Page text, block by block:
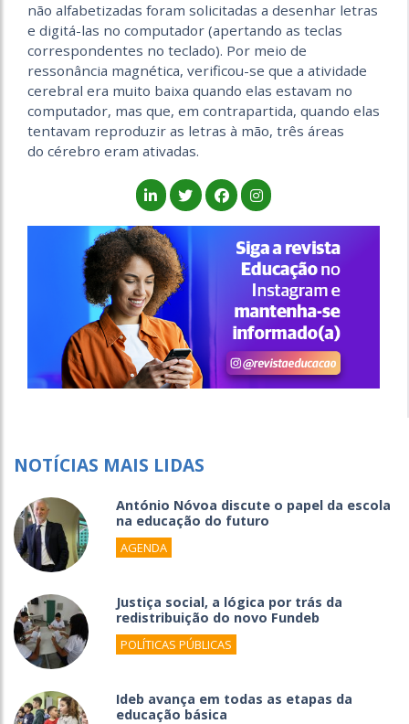
não alfabetizadas foram solicitadas a desenhar letras
e digitá-las no computador (apertando as teclas
correspondentes no teclado). Por meio de
ressonância magnética, verificou-se que a atividade
cerebral era muito baixa quando elas estavam no
computador, mas que, em contrapartida, quando elas
tentavam reproduzir as letras à mão, três áreas
do cérebro eram ativadas.
NOTÍCIAS MAIS LIDAS
António Nóvoa discute o papel da escola
na educação do futuro
AGENDA
Justiça social, a lógica por trás da
redistribuição do novo Fundeb
POLÍTICAS PÚBLICAS
Ideb avança em todas as etapas da
educação básica